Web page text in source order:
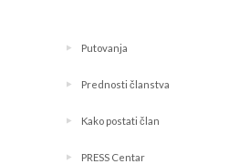
Putovanja
Prednosti članstva
Kako postati član
PRESS Centar